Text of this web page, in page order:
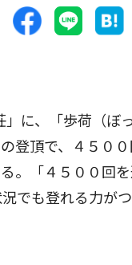
に、「歩荷（ぼ
登頂で、４５０
。「４５００回
でも登れる力が